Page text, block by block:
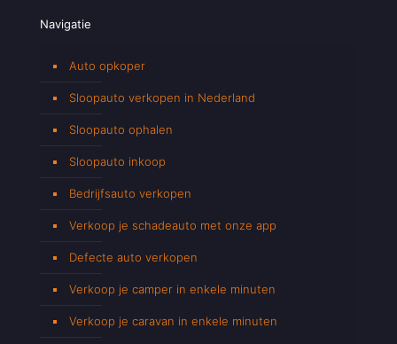
Navigatie
Auto opkoper
Sloopauto verkopen in Nederland
Sloopauto ophalen
Sloopauto inkoop
Bedrijfsauto verkopen
Verkoop je schadeauto met onze app
Defecte auto verkopen
Verkoop je camper in enkele minuten
Verkoop je caravan in enkele minuten